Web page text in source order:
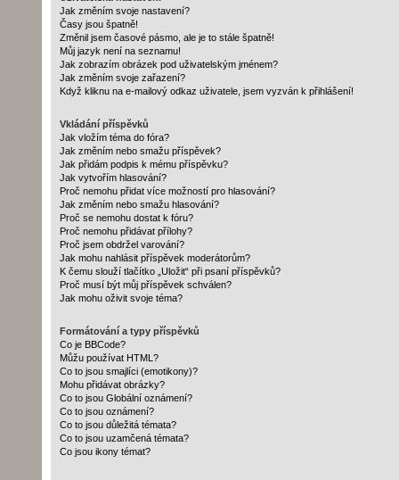
Jak změním svoje nastavení?
Časy jsou špatně!
Změnil jsem časové pásmo, ale je to stále špatně!
Můj jazyk není na seznamu!
Jak zobrazím obrázek pod uživatelským jménem?
Jak změním svoje zařazení?
Když kliknu na e-mailový odkaz uživatele, jsem vyzván k přihlášení!
Vkládání příspěvků
Jak vložím téma do fóra?
Jak změním nebo smažu příspěvek?
Jak přidám podpis k mému příspěvku?
Jak vytvořím hlasování?
Proč nemohu přidat více možností pro hlasování?
Jak změním nebo smažu hlasování?
Proč se nemohu dostat k fóru?
Proč nemohu přidávat přílohy?
Proč jsem obdržel varování?
Jak mohu nahlásit příspěvek moderátorům?
K čemu slouží tlačítko „Uložit“ při psaní příspěvků?
Proč musí být můj příspěvek schválen?
Jak mohu oživit svoje téma?
Formátování a typy příspěvků
Co je BBCode?
Můžu používat HTML?
Co to jsou smajlíci (emotikony)?
Mohu přidávat obrázky?
Co to jsou Globální oznámení?
Co to jsou oznámení?
Co to jsou důležitá témata?
Co to jsou uzamčená témata?
Co jsou ikony témat?